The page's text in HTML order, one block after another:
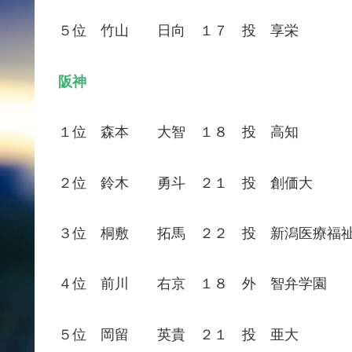
５位 竹山 日向 １７ 投 享栄
阪神
１位 森本 大智 １８ 投 高知
２位 鈴木 勇斗 ２１ 投 創価大
３位 桐敷 拓馬 ２２ 投 新潟医療福
４位 前川 右京 １８ 外 智弁学園
５位 岡留 英貴 ２１ 投 亜大